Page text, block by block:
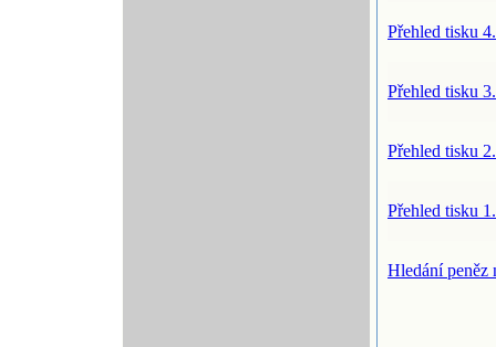
Přehled tisku
Přehled tisku
Přehled tisku
Přehled tisku
Hledání peněz